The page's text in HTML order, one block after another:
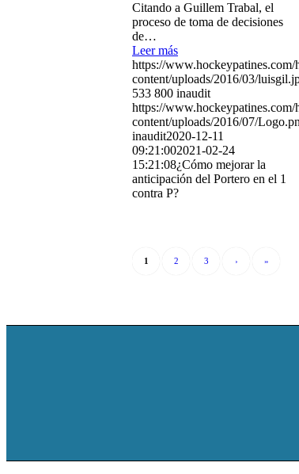
Citando a Guillem Trabal, el
proceso de toma de decisiones
de…
Leer más
https://
content/uploads/2016/03/
533 800 inaudit
https://
content/uploads/2016/07/
inaudit2020-12-11
09:21:002021-02-24
15:21:08¿Cómo mejorar la
anticipación del Portero en el 1
contra P?
1 2 3 › »